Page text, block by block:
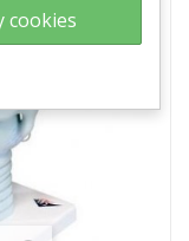
cookies